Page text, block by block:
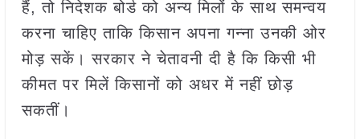
हैं, तो निदेशक बोर्ड को अन्य मिलों के साथ समन्वय
करना चाहिए ताकि किसान अपना गन्ना उनकी ओर
मोड़ सकें। सरकार ने चेतावनी दी है कि किसी भी
कीमत पर मिलें किसानों को अधर में नहीं छोड़
सकतीं।